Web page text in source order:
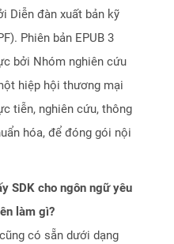
Diễn đàn xuất bản kỹ
Phiên bản EPUB 3
bởi Nhóm nghiên cứu
hiệp hội thương mại
tiễn, nghiên cứu, thông
hóa, để đóng gói nội
SDK cho ngôn ngữ yêu
làm gì?
có sẵn dưới dạng